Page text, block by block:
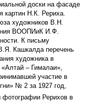
доски на фасаде
картин Н.К. Рериха.
художников В.Н.
ВООПИиК И.Ф.
К письму
Кашкалда перечень
художника в
– Гималаи»,
участие в
№ 2 за 1927 год,
фотографии Рерихов в